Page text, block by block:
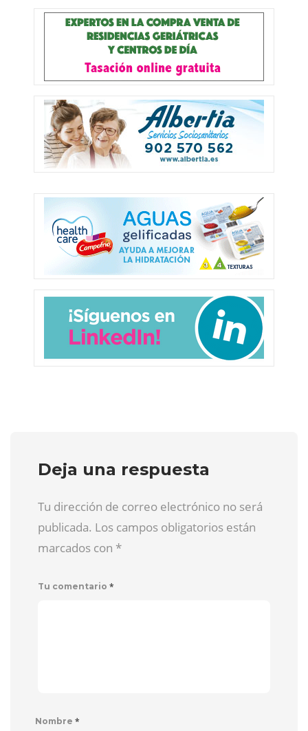
Deja una respuesta
Tu dirección de correo electrónico no será
publicada. Los campos obligatorios están
marcados con *
Tu comentario *
Nombre *